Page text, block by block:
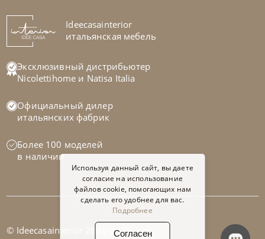
На заказ 45-90 дн
101 745 ₽
Bontempi
Ideecasainterior
итальянская мебель
Эксклюзивный дистрибьютер
Nicolettihome и Natisa Italia
Официальный дилер
итальянских фабрик
Более 100 моделей
в наличии
© Ideecasainterior 2002-2026
Используя данный сайт, вы даете
согласие на использование
файлов cookie, помогающих нам
сделать его удобнее для вас.
Подробнее
Согласен